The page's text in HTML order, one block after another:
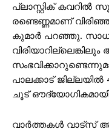
പ്ലാസ്റ്റിക് കവറിൽ
രണ്ടെണ്ണമാണ്
കുമാർ പറഞ്ഞു.
പാലക്കാട്
ചൂട് ഔദ്യോഗികമായി
വാർത്തകൾ വാട്സ്